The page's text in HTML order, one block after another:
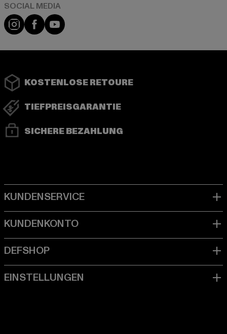
Instagram
FacebookYouTube
KOSTENLOSE RETOURE
TIEFPREISGARANTIE
SICHERE BEZAHLUNG